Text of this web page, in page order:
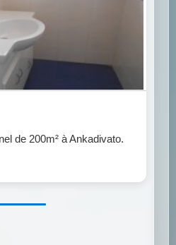
de 200m² à Ankadivato.